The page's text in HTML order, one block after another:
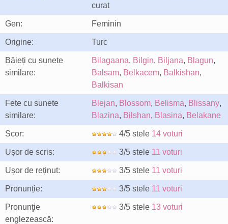
curat
Gen: Feminin
Origine: Turc
Băieți cu sunete
similare:
Bilagaana, Bilgin, Biljana, Blagun,
Balsam, Belkacem, Balkishan,
Balkisan
Fete cu sunete
similare:
Blejan, Blossom, Belisma, Blissany,
Blazina, Bilshan, Blasina, Belakane
Scor: 4/5 stele 14 voturi
Ușor de scris: 3/5 stele 11 voturi
Ușor de reținut: 3/5 stele 11 voturi
Pronunție: 3/5 stele 11 voturi
Pronunţie
englezească:
3/5 stele 13 voturi